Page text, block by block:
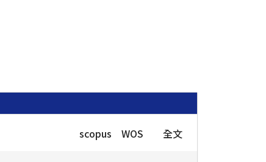
scopus WOS 全文